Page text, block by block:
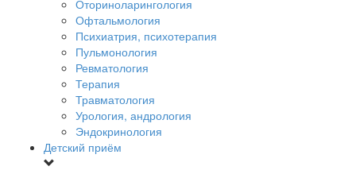
Оториноларингология
Офтальмология
Психиатрия, психотерапия
Пульмонология
Ревматология
Терапия
Травматология
Урология, андрология
Эндокринология
Детский приём